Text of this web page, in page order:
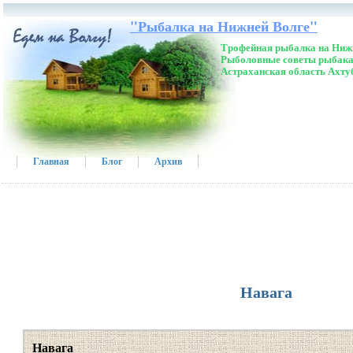
"Рыбалка на Нижней Волге"
Трофейная рыбалка на
Рыболовные советы
Астраханская область
Главная Блог Архив
Навага
Навага